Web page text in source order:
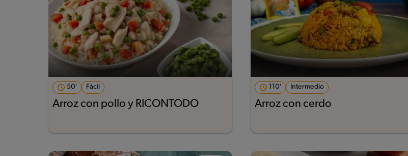
50' Fácil
Arroz con pollo y RICONTODO
110' Intermedio
Arroz con cerdo